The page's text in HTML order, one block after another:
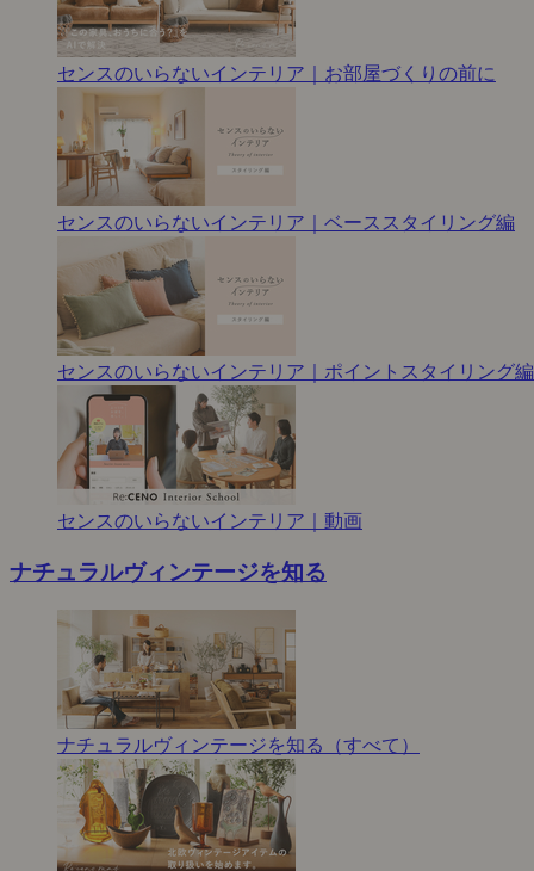
センスのいらないインテリア｜お部屋づくりの前に
センスのいらないインテリア｜ベーススタイリング編
センスのいらないインテリア｜ポイントスタイリング編
センスのいらないインテリア｜動画
ナチュラルヴィンテージを知る
ナチュラルヴィンテージを知る（すべて）